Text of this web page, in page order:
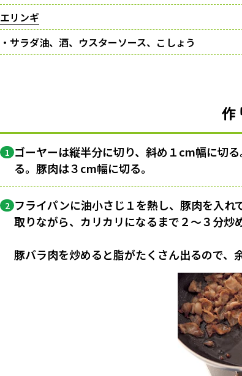
エリンギ
・サラダ油、酒、ウスターソース、こしょう
作
1 ゴーヤーは縦半分に切り、斜め１cm幅に切
る。豚肉は３cm幅に切る。
2 フライパンに油小さじ１を熱し、豚肉を入れ
取りながら、カリカリになるまで２〜３分炒
豚バラ肉を炒めると脂がたくさん出るので、